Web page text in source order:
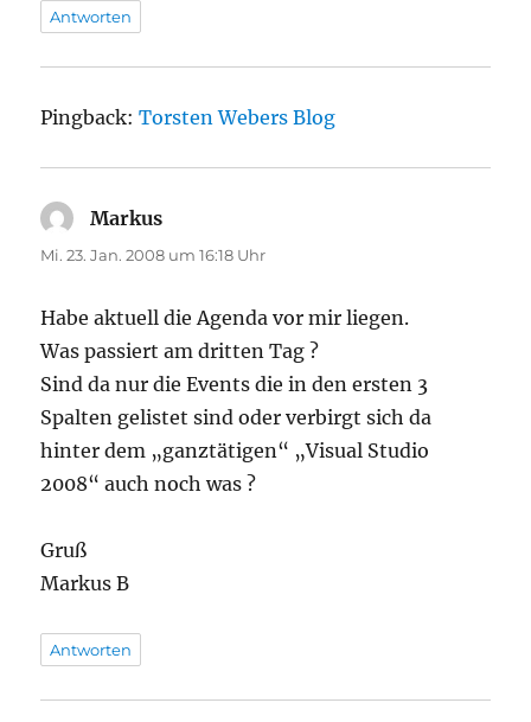
Antworten
Pingback:Torsten Webers Blog
Markus
Mi. 23. Jan. 2008 um 16:18 Uhr
Habe aktuell die Agenda vor mir liegen.
Was passiert am dritten Tag ?
Sind da nur die Events die in den ersten 3
Spalten gelistet sind oder verbirgt sich da
hinter dem „ganztätigen“ „Visual Studio
2008“ auch noch was ?
Gruß
Markus B
Antworten